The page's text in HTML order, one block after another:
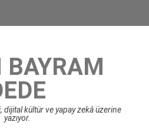
BAYRAM
dijital kültür ve yapay zekâ üzerine
yazıyor.